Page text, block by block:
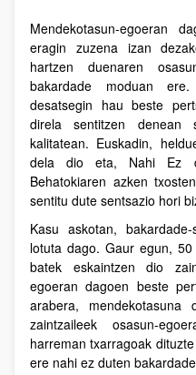
Mendekotasun-egoeran
eragin zuzena izan
hartzen duenaren
bakardade moduan
desatsegin hau beste
direla sentitzen denean
kalitatean. Euskadin,
dela dio eta, Nahi Ez
Behatokiaren azken
sentitu dute sentsazio hori
Kasu askotan,
lotuta dago. Gaur egun,
batek eskaintzen dio
egoeran dagoen beste
arabera,
zaintzaileek osasun-
harreman txarragoak
ere nahi ez duten